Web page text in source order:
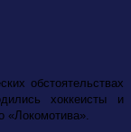
обстоятельствах
хоккеисты и
«Локомотива».